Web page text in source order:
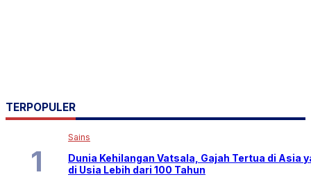
TERPOPULER
Sains
Dunia Kehilangan Vatsala, Gajah Tertua di Asia
di Usia Lebih dari 100 Tahun